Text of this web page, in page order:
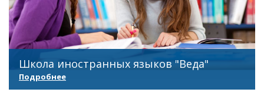
Школа иностранных языков "Веда"
Подробнее